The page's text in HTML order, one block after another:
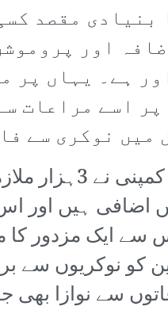
بنیادی مقصد
اور
ہے۔ یہاں پر
میں نوکری سے
ذرائع کے
اضافی ہیں اور
سے ایک مزدور کا
کو نوکریوں
سے نوازا